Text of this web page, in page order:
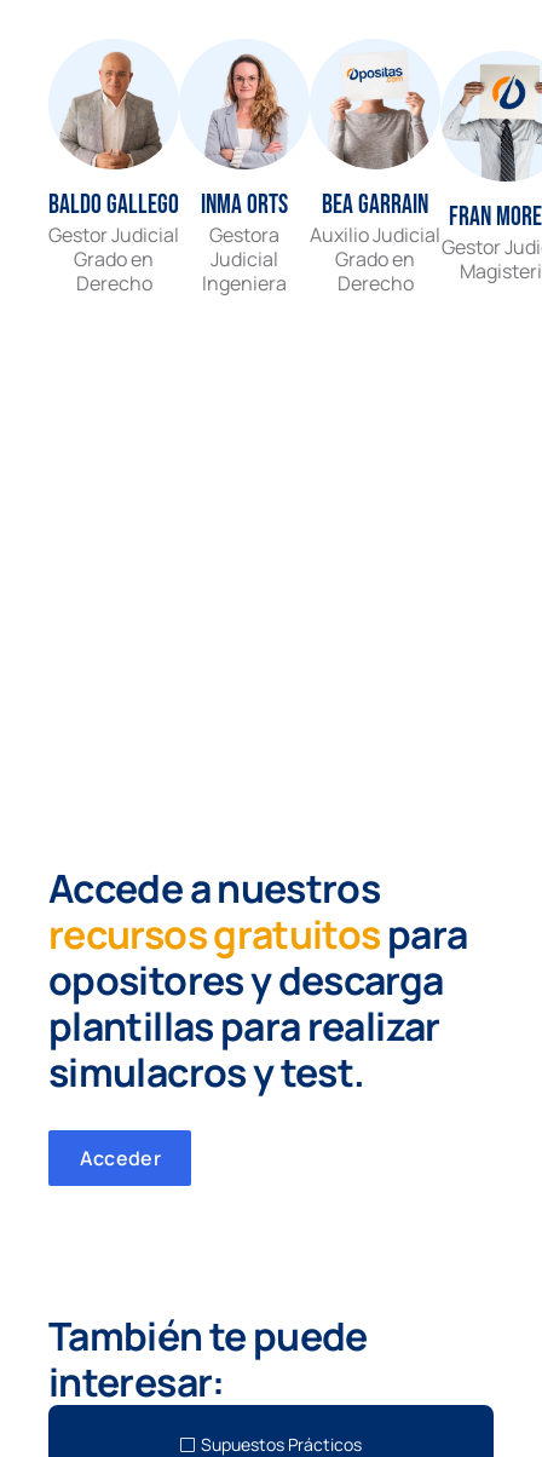
Baldo Gallego
Gestor Judicial
Grado en
Derecho
Inma Orts
Gestora
Judicial
Ingeniera
Bea Garrain
Auxilio Judicial
Grado en
Derecho
Fran
Gestor
Accede a nuestros
recursos gratuitospara
opositores ydescarga
plantillas para realizar
simulacros y test.
Acceder
También te puede
interesar:
Supuestos Prácticos